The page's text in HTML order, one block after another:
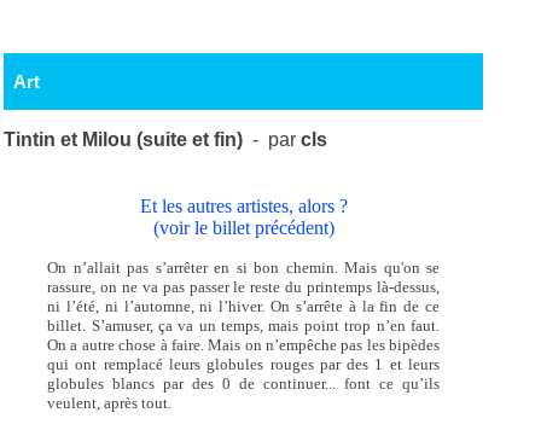
Art
Tintin et Milou (suite et fin) - parcls
Et les autres artistes, alors ?
(voir le billet précédent)
On n’allait pas s’arrêter en si bon chemin. Mais qu'on se
rassure, on ne va pas passer le reste du printemps là-dessus,
ni l’été, ni l’automne, ni l’hiver. On s’arrête à la fin de ce
billet. S’amuser, ça va un temps, mais point trop n’en faut.
On a autre chose à faire. Mais on n’empêche pas les bipèdes
qui ont remplacé leurs globules rouges par des 1 et leurs
globules blancs par des 0 de continuer... font ce qu’ils
veulent, après tout.